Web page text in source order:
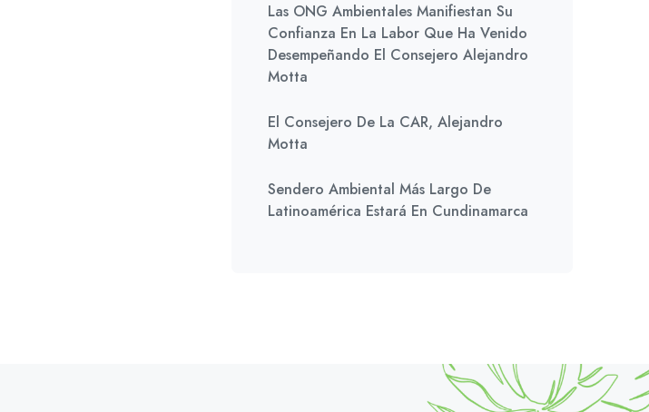
Las ONG Ambientales Manifiestan Su
Confianza En La Labor Que Ha Venido
Desempeñando El Consejero Alejandro
Motta
El Consejero De La CAR, Alejandro
Motta
Sendero Ambiental Más Largo De
Latinoamérica Estará En Cundinamarca